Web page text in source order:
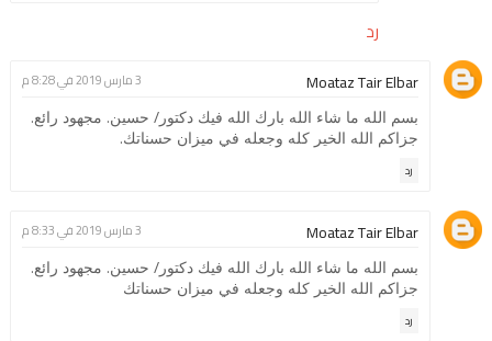
رد
Moataz Tair Elbar 3 مارس 2019 في 8:28 م
بسم الله ما شاء الله بارك الله فيك دكتور/ حسين. مجهود رائع.
جزاكم الله الخير كله وجعله في ميزان حسناتك.
رد
Moataz Tair Elbar 3 مارس 2019 في 8:33 م
بسم الله ما شاء الله بارك الله فيك دكتور/ حسين. مجهود رائع.
جزاكم الله الخير كله وجعله في ميزان حسناتك
رد